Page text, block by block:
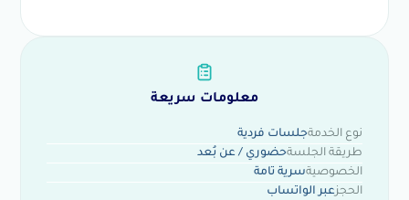
معلومات سريعة
نوع الخدمةجلسات فردية
طريقة الجلسةحضوري / عن بُعد
الخصوصيةسرية تامة
الحجزعبر الواتساب